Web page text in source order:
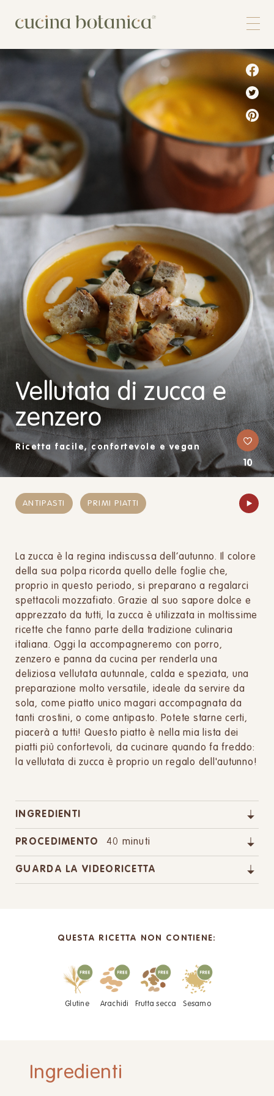
Shop
Chi siamo
Vellutata di zucca e
zenzero
Ricetta facile, confortevole e vegan
10
ANTIPASTI PRIMI PIATTI
La zucca è la regina indiscussa dell’autunno. Il colore
della sua polpa ricorda quello delle foglie che,
proprio in questo periodo, si preparano a regalarci
spettacoli mozzafiato. Grazie al suo sapore dolce e
apprezzato da tutti, la zucca è utilizzata in moltissime
ricette che fanno parte della tradizione culinaria
italiana. Oggi la accompagneremo con porro,
zenzero e panna da cucina per renderla una
deliziosa vellutata autunnale, calda e speziata, una
preparazione molto versatile, ideale da servire da
sola, come piatto unico magari accompagnata da
tanti crostini, o come antipasto. Potete starne certi,
piacerà a tutti! Questo piatto è nella mia lista dei
piatti più confortevoli, da cucinare quando fa freddo:
la vellutata di zucca è proprio un regalo dell'autunno!
INGREDIENTI
PROCEDIMENTO 40 minuti
GUARDA LA VIDEORICETTA
QUESTA RICETTA NON CONTIENE:
Glutine Arachidi Frutta secca Sesamo
Ingredienti